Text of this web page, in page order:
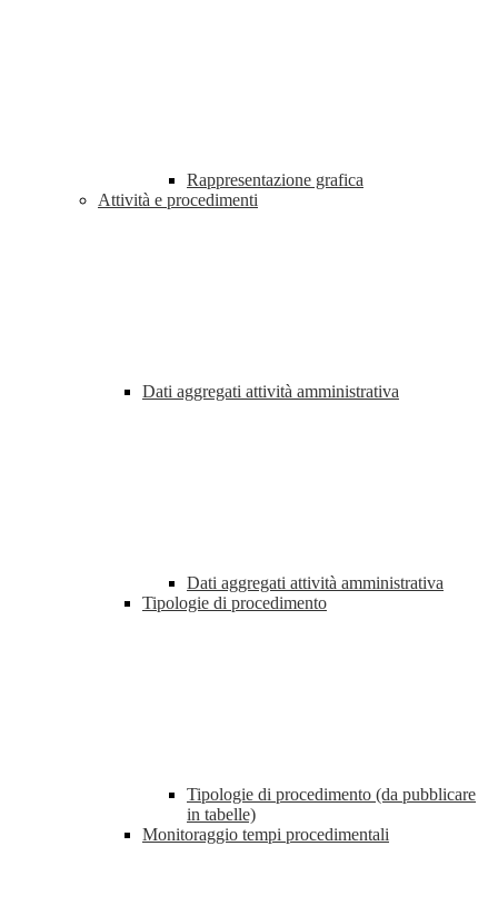
Rappresentazione grafica
Attività e procedimenti
Dati aggregati attività amministrativa
Dati aggregati attività amministrativa
Tipologie di procedimento
Tipologie di procedimento (da pubblicare
in tabelle)
Monitoraggio tempi procedimentali